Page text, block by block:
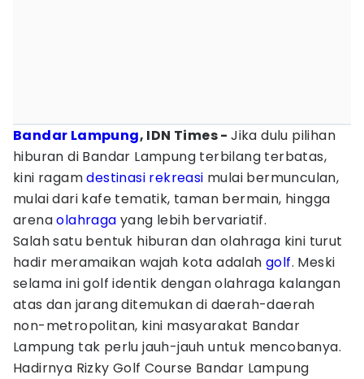
Bandar Lampung, IDN Times -Jika dulu pilihan
hiburan di Bandar Lampung terbilang terbatas,
kini ragamdestinasi rekreasi mulai bermunculan,
mulai dari kafe tematik, taman bermain, hingga
arenaolahraga yang lebih bervariatif.
Salah satu bentuk hiburan dan olahraga kini turut
hadir meramaikan wajah kota adalah golf. Meski
selama ini golf identik dengan olahraga kalangan
atas dan jarang ditemukan di daerah-daerah
non-metropolitan, kini masyarakat Bandar
Lampung tak perlu jauh-jauh untuk mencobanya.
Hadirnya Rizky Golf Course Bandar Lampung